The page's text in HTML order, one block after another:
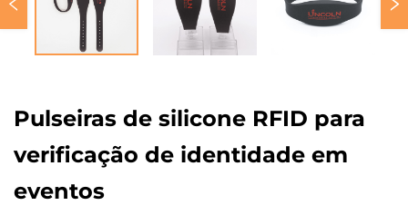
Pulseiras de silicone RFID para
verificação de identidade em
eventos